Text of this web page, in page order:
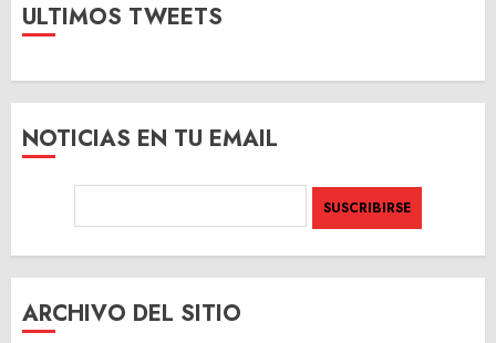
ULTIMOS TWEETS
NOTICIAS EN TU EMAIL
ARCHIVO DEL SITIO